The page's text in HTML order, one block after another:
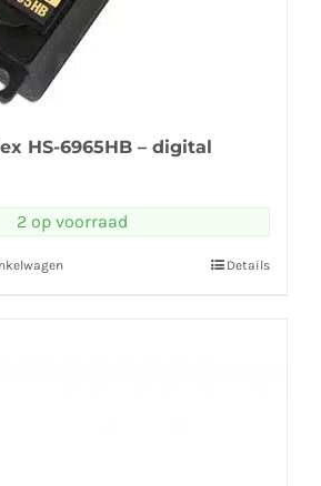
HS-6965HB – digital
2 op voorraad
Details